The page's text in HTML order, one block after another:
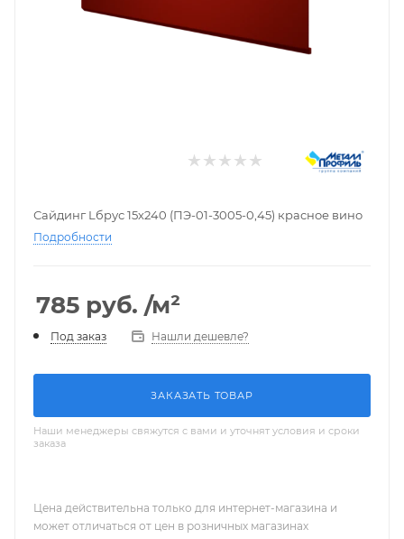
Сайдинг Lбрус 15х240 (ПЭ-01-3005-0,45) красное вино
Подробности
785 руб. /м²
Под заказ Нашли дешевле?
ЗАКАЗАТЬ ТОВАР
Наши менеджеры свяжутся с вами и уточнят условия и сроки
заказа
Цена действительна только для интернет-магазина и
может отличаться от цен в розничных магазинах